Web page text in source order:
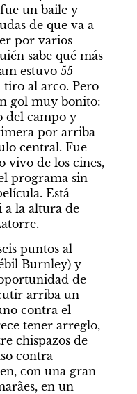
un baile y
de que va a
por varios
sabe qué más
estuvo 55
al arco. Pero
gol muy bonito:
del campo y
por arriba
central. Fue
vivo de los cines,
programa sin
Está
a la altura de
puntos al
Burnley) y
de
arriba un
contra el
tener arreglo,
chispazos de
contra
con una gran
en un